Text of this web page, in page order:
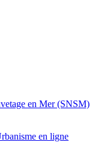
en Mer (SNSM)
en ligne